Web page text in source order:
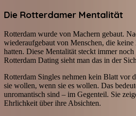
Die Rotterdamer Mentalität
Rotterdam wurde von Machern gebaut.
wiederaufgebaut von Menschen, die
hatten. Diese Mentalität steckt immer
Rotterdam Dating sieht man das in der
Rotterdam Singles nehmen kein Blatt vor
sie wollen, wenn sie es wollen. Das
unromantisch sind – im Gegenteil. Sie
Ehrlichkeit über ihre Absichten.